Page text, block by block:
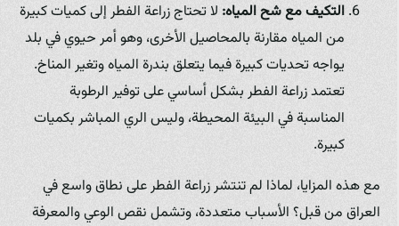
التكيف مع شح المياه:لا تحتاج زراعة الفطر إلى كميات كبيرة
من المياه مقارنة بالمحاصيل الأخرى، وهو أمر حيوي في بلد
يواجه تحديات كبيرة فيما يتعلق بندرة المياه وتغير المناخ.
تعتمد زراعة الفطر بشكل أساسي على توفير الرطوبة
المناسبة في البيئة المحيطة، وليس الري المباشر بكميات
كبيرة.
مع هذه المزايا، لماذا لم تنتشر زراعة الفطر على نطاق واسع في
العراق من قبل؟ الأسباب متعددة، وتشمل نقص الوعي والمعرفة